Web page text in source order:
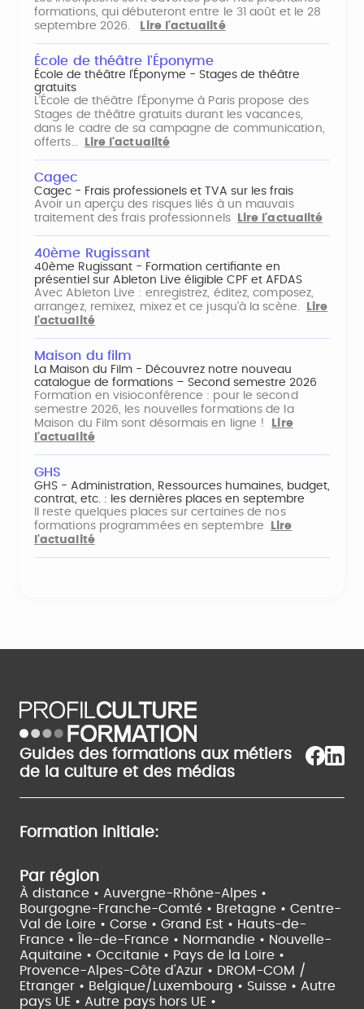
formations, qui débuteront entre le 31 août et le 28
septembre 2026.
Lire l'actualité
École de théâtre l'Éponyme
École de théâtre l'Éponyme - Stages de théâtre
gratuits
L'École de théâtre l'Éponyme à Paris propose des
Stages de théâtre gratuits durant les vacances,
dans le cadre de sa campagne de communication,
offerts…
Lire l'actualité
Cagec
Cagec - Frais professionels et TVA sur les frais
Avoir un aperçu des risques liés à un mauvais
traitement des frais professionnels
Lire l'actualité
40ème Rugissant
40ème Rugissant - Formation certifiante en
présentiel sur Ableton Live éligible CPF et AFDAS
Avec Ableton Live : enregistrez, éditez, composez,
arrangez, remixez, mixez et ce jusqu'à la scène.
Lire
l'actualité
Maison du film
La Maison du Film - Découvrez notre nouveau
catalogue de formations – Second semestre 2026
Formation en visioconférence : pour le second
semestre 2026, les nouvelles formations de la
Maison du Film sont désormais en ligne !
Lire
l'actualité
GHS
GHS - Administration, Ressources humaines, budget,
contrat, etc. : les dernières places en septembre
Il reste quelques places sur certaines de nos
formations programmées en septembre
Lire
l'actualité
Guides des formations aux métiers
de la culture et des médias
Formation initiale:
Par région
À distance • Auvergne-Rhône-Alpes •
Bourgogne-Franche-Comté • Bretagne • Centre-
Val de Loire • Corse • Grand Est • Hauts-de-
France •
Île-de-France • Normandie • Nouvelle-
Aquitaine • Occitanie • Pays de la Loire •
Provence-Alpes-Côte d'Azur • DROM-COM /
Etranger • Belgique/Luxembourg • Suisse • Autre
pays UE • Autre pays hors UE •